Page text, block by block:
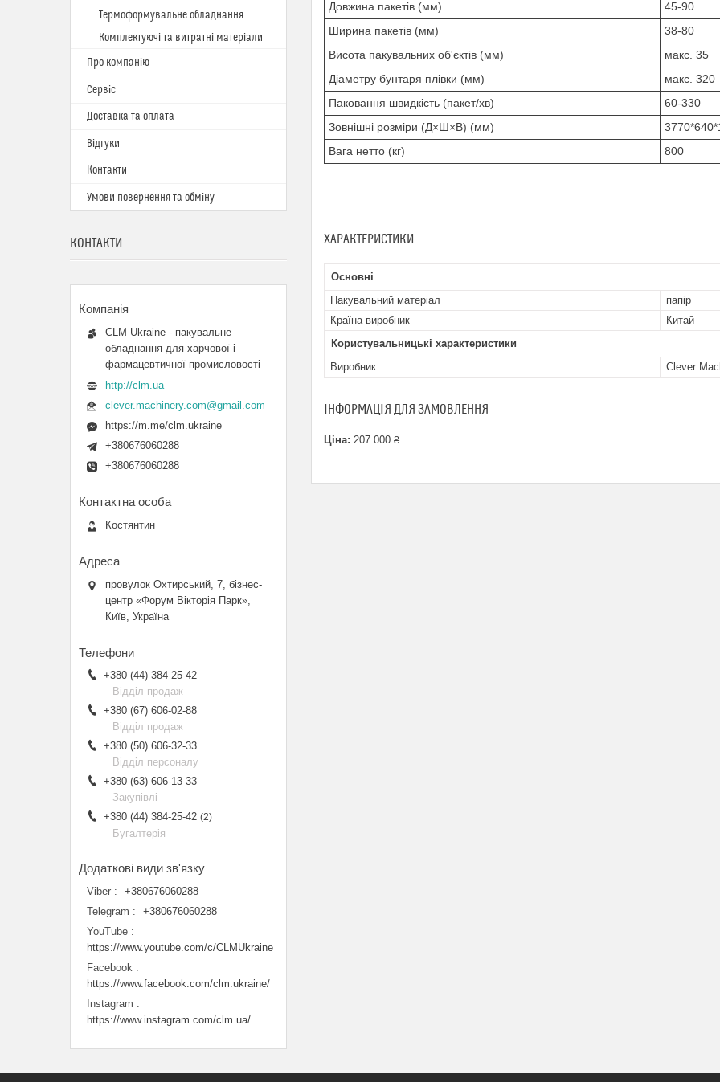
Довжина пакетів (мм)
45-90
Ширина пакетів (мм)
38-80
Висота пакувальних об'єктів (мм)
макс. 35
Діаметру бунтаря плівки (мм)
макс. 320
Паковання швидкість (пакет/хв)
60-330
Зовнішні розміри (Д×Ш×В) (мм)
Вага нетто (кг)
800
ХАРАКТЕРИСТИКИ
Основні
Пакувальний матеріал
папір
Країна виробник
Китай
Користувальницькі характеристики
Виробник
Clever
ІНФОРМАЦІЯ ДЛЯ ЗАМОВЛЕННЯ
Ціна: 207 000 ₴
Термоформувальне обладнання
Комплектуючі та витратні матеріали
Про компанію
Сервіс
Доставка та оплата
Відгуки
Контакти
Умови повернення та обміну
КОНТАКТИ
CLM Ukraine - пакувальне
обладнання для харчової і
фармацевтичної промисловості
http://clm.ua
clever.machinery.com@gmail.com
https://m.me/clm.ukraine
+380676060288
+380676060288
Костянтин
провулок Охтирський, 7, бізнес-
центр «Форум Вікторія Парк»,
Київ, Україна
+380 (44) 384-25-42
Відділ продаж
+380 (67) 606-02-88
Відділ продаж
+380 (50) 606-32-33
Відділ персоналу
+380 (63) 606-13-33
Закупівлі
+380 (44) 384-25-42 2
Бугалтерія
Viber
+380676060288
Telegram
+380676060288
YouTube
https://www.youtube.com/c/CLMUkraine
Facebook
https://www.facebook.com/clm.ukraine/
Instagram
https://www.instagram.com/clm.ua/